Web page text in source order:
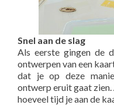
Snel aan de slag
Als eerste gingen de
ontwerpen van een
dat je op deze
ontwerp eruit gaat zien.
hoeveel tijd je aan de